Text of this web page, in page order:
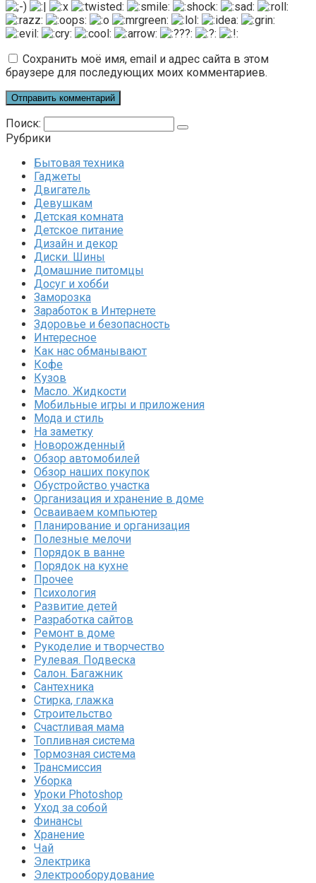
Сохранить моё имя, email и адрес сайта в этом
браузере для последующих моих комментариев.
Поиск:
Рубрики
Бытовая техника
Гаджеты
Двигатель
Девушкам
Детская комната
Детское питание
Дизайн и декор
Диски. Шины
Домашние питомцы
Досуг и хобби
Заморозка
Заработок в Интернете
Здоровье и безопасность
Интересное
Как нас обманывают
Кофе
Кузов
Масло. Жидкости
Мобильные игры и приложения
Мода и стиль
На заметку
Новорожденный
Обзор автомобилей
Обзор наших покупок
Обустройство участка
Организация и хранение в доме
Осваиваем компьютер
Планирование и организация
Полезные мелочи
Порядок в ванне
Порядок на кухне
Прочее
Психология
Развитие детей
Разработка сайтов
Ремонт в доме
Рукоделие и творчество
Рулевая. Подвеска
Салон. Багажник
Сантехника
Стирка, глажка
Строительство
Счастливая мама
Топливная система
Тормозная система
Трансмиссия
Уборка
Уроки Photoshop
Уход за собой
Финансы
Хранение
Чай
Электрика
Электрооборудование